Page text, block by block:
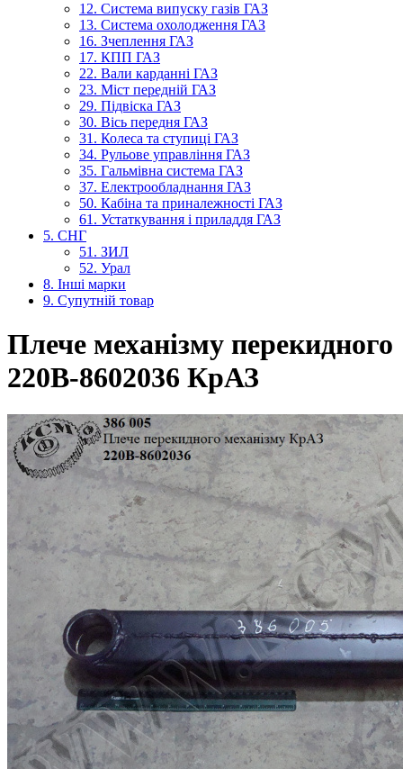
12. Система випуску газів ГАЗ
13. Система охолодження ГАЗ
16. Зчеплення ГАЗ
17. КПП ГАЗ
22. Вали карданні ГАЗ
23. Міст передній ГАЗ
29. Підвіска ГАЗ
30. Вісь передня ГАЗ
31. Колеса та ступиці ГАЗ
34. Рульове управління ГАЗ
35. Гальмівна система ГАЗ
37. Електрообладнання ГАЗ
50. Кабіна та приналежності ГАЗ
61. Устаткування і приладдя ГАЗ
5. СНГ
51. ЗИЛ
52. Урал
8. Інші марки
9. Супутній товар
Плече механізму перекидного
220В-8602036 КрАЗ